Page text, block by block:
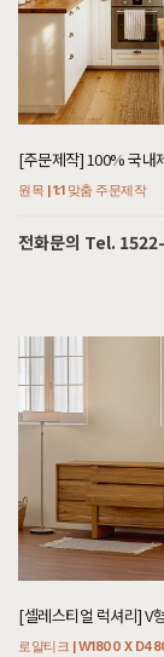
[[하모니] H형 수납
8
6
5
[[
8
8월
8
[주문제작] 100% 국내
원목 | 1:1 맞춤 주문제작
전화문의 Tel.
[셀레스티얼 럭셔리] V
로얄티크 | W1800 X